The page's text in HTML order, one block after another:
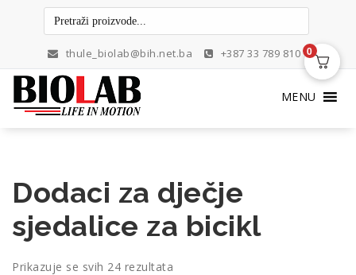
thule_biolab@bih.net.ba +387 33 789 810
MENU
Dodaci za dječje
sjedalice za bicikl
Prikazuje se svih 24 rezultata
0